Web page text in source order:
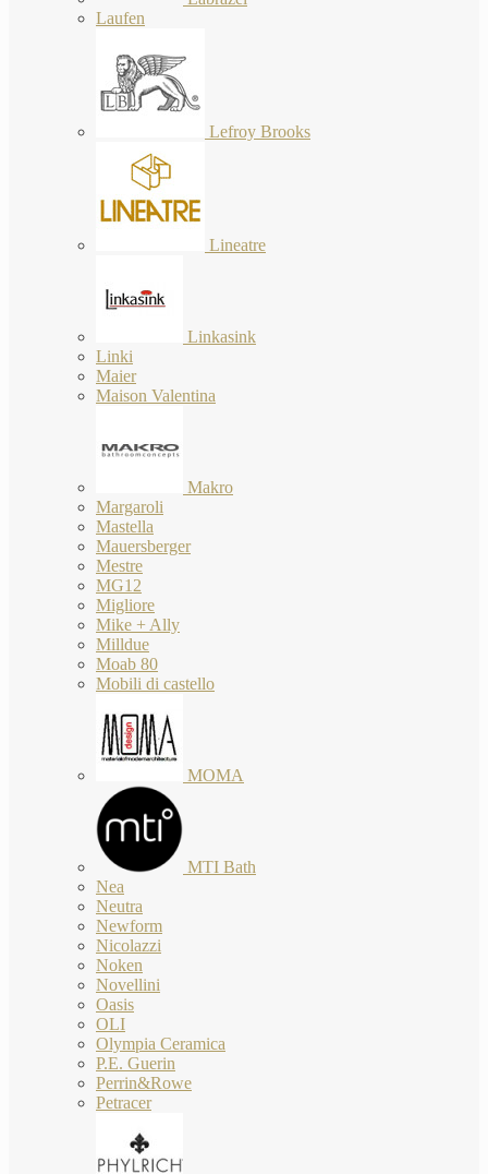
Laufen
Lefroy Brooks
Lineatre
Linkasink
Linki
Maier
Maison Valentina
Makro
Margaroli
Mastella
Mauersberger
Mestre
MG12
Migliore
Mike + Ally
Milldue
Moab 80
Mobili di castello
MOMA
MTI Bath
Nea
Neutra
Newform
Nicolazzi
Noken
Novellini
Oasis
OLI
Olympia Ceramica
P.E. Guerin
Perrin&Rowe
Petracer